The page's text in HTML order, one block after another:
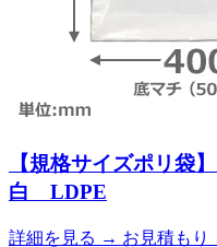
【規格サイズポリ
白 LDPE
詳細を見る → お見積もり